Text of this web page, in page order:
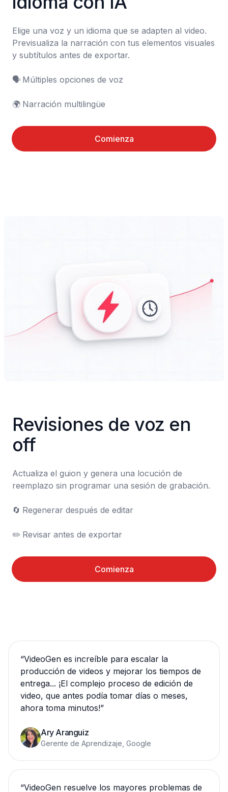
Elige una voz y un idioma que se adapten al video.
Previsualiza la narración con tus elementos visuales
y subtítulos antes de exportar.
🗣️	Múltiples opciones de voz
🌍	Narración multilingüe
Comienza
Revisiones de voz en
off
Actualiza el guion y genera una locución de
reemplazo sin programar una sesión de grabación.
🔄	Regenerar después de editar
✏️	Revisar antes de exportar
Comienza
“VideoGen es increíble para escalar la
producción de videos y mejorar los tiempos de
entrega... ¡El complejo proceso de edición de
video, que antes podía tomar días o meses,
ahora toma minutos!”
Ary Aranguiz
Gerente de Aprendizaje, Google
“VideoGen resuelve los mayores problemas de